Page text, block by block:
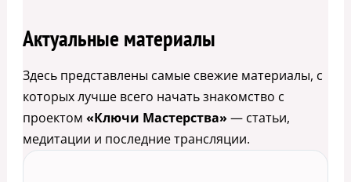
Актуальные материалы
Здесь представлены самые свежие материалы, с
которых лучше всего начать знакомство с
проектом «Ключи Мастерства» — статьи,
медитации и последние трансляции.